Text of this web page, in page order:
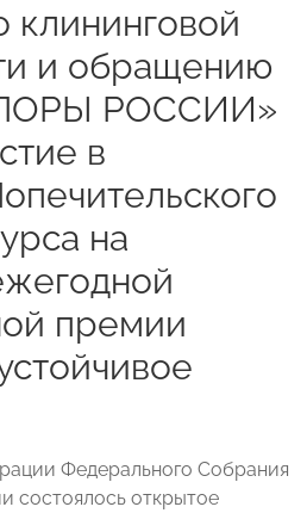
клининговой
и обращению
РОССИИ»
в
на
премии
Федерального Собрания
состоялось открытое